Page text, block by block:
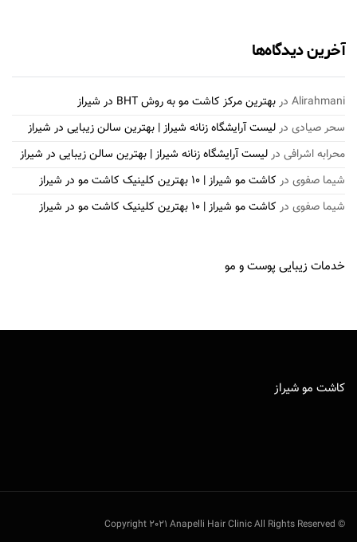
آخرین دیدگاه‌ها
Alirahmani دربهترین مرکز کاشت مو به روش BHT در شیراز
سحر صیادی درلیست آرایشگاه زنانه شیراز | بهترین سالن زیبایی در شیراز
محرابه اشرافی درلیست آرایشگاه زنانه شیراز | بهترین سالن زیبایی در شیراز
شیما صفوی در کاشت مو شیراز | 10 بهترین کلینیک کاشت مو در شیراز
شیما صفوی در کاشت مو شیراز | 10 بهترین کلینیک کاشت مو در شیراز
خدمات زیبایی پوست و مو
کاشت مو شیراز
مراکز
© Copyright 2021 Anapelli Hair Clinic All Rights Reserved